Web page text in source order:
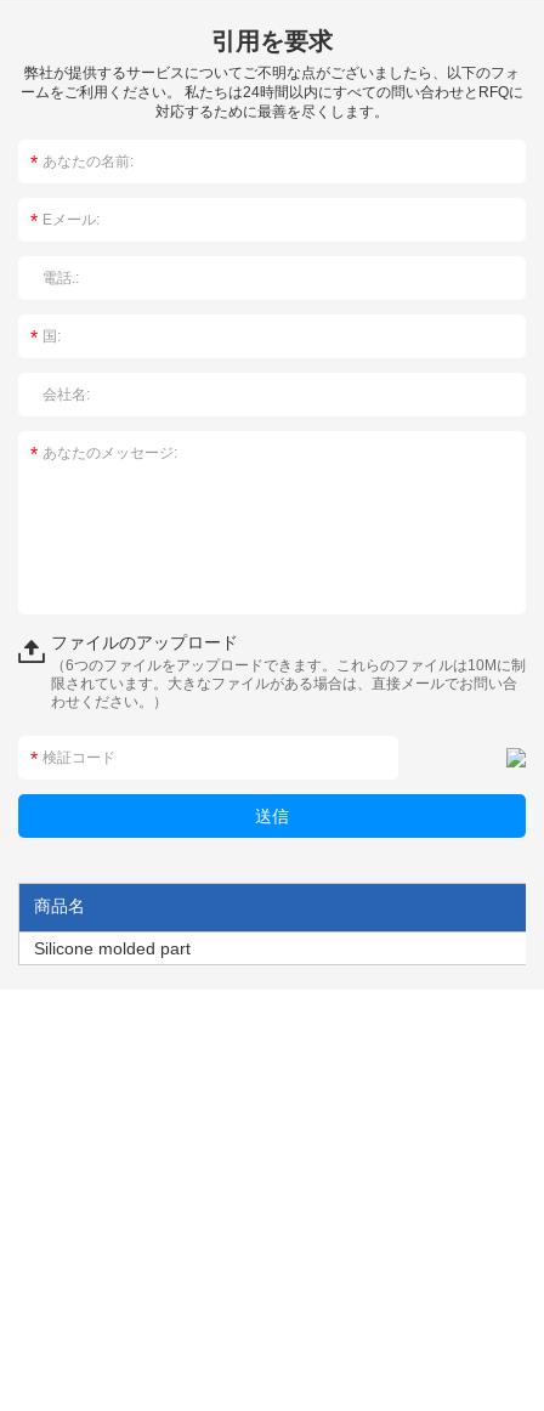
引用を要求
弊社が提供するサービスについてご不明な点がございましたら、以下のフォ
ームをご利用ください。 私たちは24時間以内にすべての問い合わせとRFQに
対応するために最善を尽くします。
ファイルのアップロード
（6つのファイルをアップロードできます。これらのファイルは10Mに制
限されています。大きなファイルがある場合は、直接メールでお問い合
わせください。）
商品名
Silicone molded part